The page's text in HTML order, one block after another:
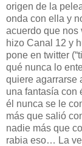
origen de la
onda con ella y
acuerdo que nos
hizo Canal 12 y
pone en twitter
qué nunca lo
quiere agarrarse
una fantasía con
él nunca se le
más que salió
nadie más que
rabia eso… La